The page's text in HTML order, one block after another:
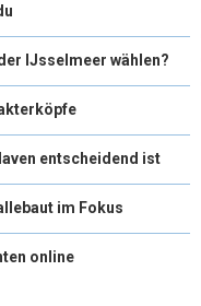
IJsselmeer wählen?
entscheidend ist
im Fokus
online